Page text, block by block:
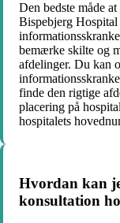
Den bedste måde
Bispebjerg Hospital
bemærke skilte og
afdelinger. Du kan
finde den rigtige
placering på
hospitalets
Hvordan kan
konsultation